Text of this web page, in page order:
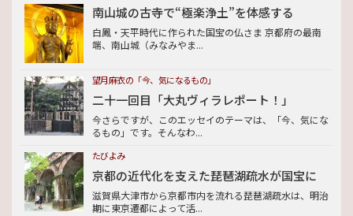
南山城の古寺で“極楽浄土”を体感する
白鳳・天平時代に作られた国宝の仏さま 京都府の最南
端、南山城（みなみやま...
望月麻衣の「今、気になるもの」
二十一回目「大丸ヴィラレポート！」
今さらですが、このエッセイのテーマは、「今、気にな
るもの」です。そんなわ...
たびよみ
京都の近代化を支えた琵琶湖疏水が国宝に
滋賀県大津市から京都市内を流れる琵琶湖疏水は、明治
期に東京遷都によって活...